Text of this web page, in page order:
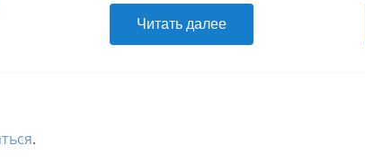
Читать далее
.